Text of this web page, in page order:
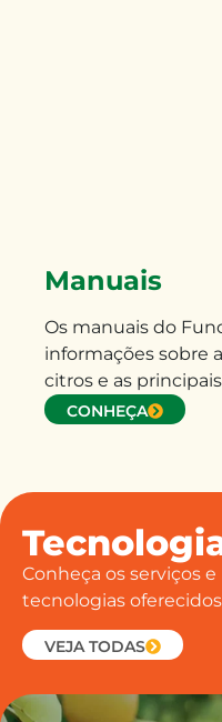
Manuais
Os manuais do
informações sobre
citros e as
CONHEÇA
Conheça os serviços e
tecnologias
VEJA TODAS